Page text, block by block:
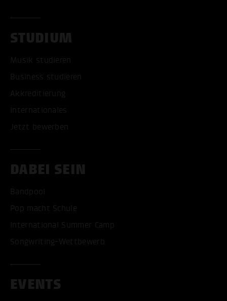
STUDIUM
Musik studieren
Business studieren
Akkreditierung
Internationales
Jetzt bewerben
DABEI SEIN
Bandpool
Pop macht Schule
International Summer Camp
Songwriting-Wettbewerb
EVENTS